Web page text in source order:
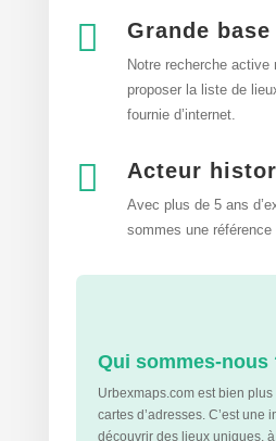
 Grande
Notre recherche active
proposer la liste de
fournie d’internet.
 Acteur
Avec plus de 5 ans
sommes une référence
Qui sommes-nous
Urbexmaps.com est bien
cartes d’adresses. C’est une
découvrir des lieux uniques,